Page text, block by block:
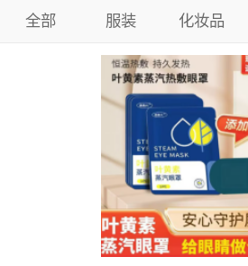
全部 服装 化妆品